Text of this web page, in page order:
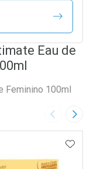
Eau de
Feminino 100ml
Imagem
FAVORITOS